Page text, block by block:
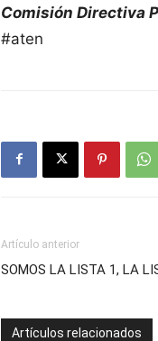
Comisión Directiva
#aten
Artículo anterior
SOMOS LA LISTA 1, LA
Artículos relacionados